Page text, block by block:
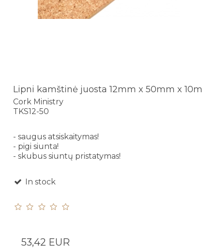
Lipni kamštinė juosta 12mm x 50mm x 10m
Cork Ministry
TKS12-50
- saugus atsiskaitymas!
- pigi siunta!
- skubus siuntų pristatymas!
In stock
53,42 EUR